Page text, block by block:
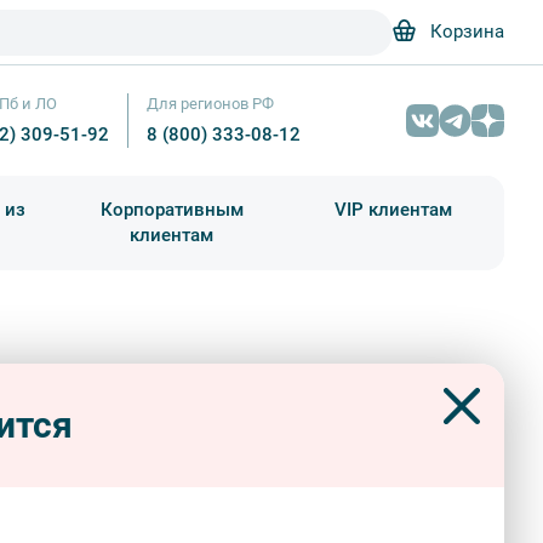
Корзина
и ЛО
309-51-92
Для регионов РФ
8 (800) 333-08-12
Корпоративным
клиентам
VIP клиентам
с издательством «Редкая
Санкт-Петербурга»